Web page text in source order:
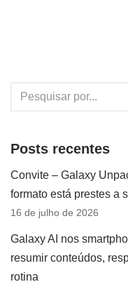
Posts recentes
Convite – Galaxy
formato está prestes a
16 de julho de 2026
Galaxy AI nos
resumir conteúdos,
rotina